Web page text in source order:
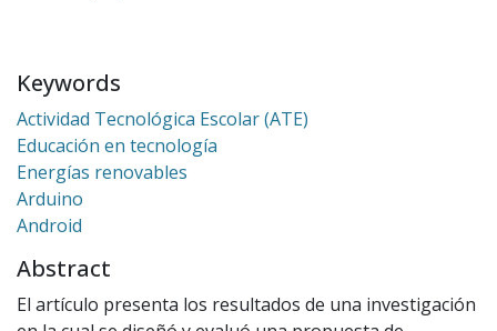
Keywords
Actividad Tecnológica Escolar (ATE)
Educación en tecnología
Energías renovables
Arduino
Android
Abstract
El artículo presenta los resultados de una investigación